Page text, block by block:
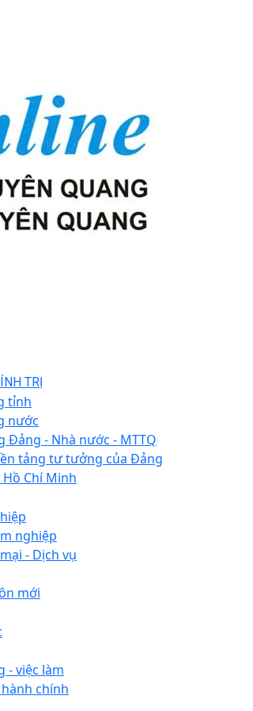
TRỊ
tỉnh
nước
Đảng - Nhà nước - MTTQ
tảng tư tưởng của Đảng
Chí Minh
nghiệp
- Dịch vụ
mới
- việc làm
hành chính